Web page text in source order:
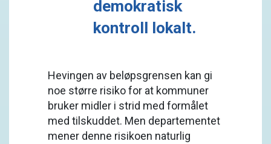
demokratisk
kontroll lokalt.
Hevingen av beløpsgrensen kan gi
noe større risiko for at kommuner
bruker midler i strid med formålet
med tilskuddet. Men departementet
mener denne risikoen naturlig